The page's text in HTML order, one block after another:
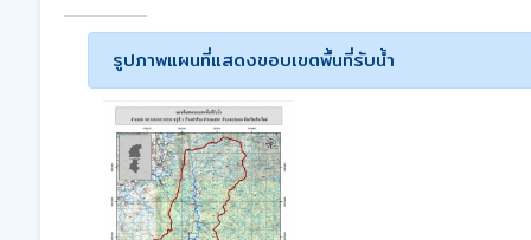
รูปภาพแผนที่แสดงขอบเขตพื้นที่รับน้ำ